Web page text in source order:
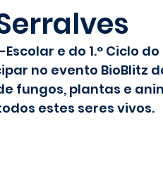
e do 1.° Ciclo do
no evento BioBlitz
fungos, plantas e
estes seres vivos.